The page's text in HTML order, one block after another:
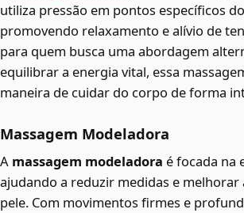
utiliza pressão em pontos específicos
promovendo relaxamento e alívio de
para quem busca uma abordagem
equilibrar a energia vital, essa
maneira de cuidar do corpo de forma
Massagem Modeladora
A massagem modeladora é focada na
ajudando a reduzir medidas e melhorar
pele. Com movimentos firmes e